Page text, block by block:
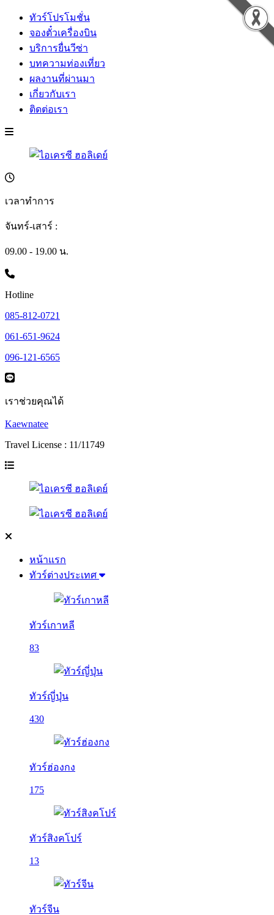
ทัวร์โปรโมชั่น
จองตั๋วเครื่องบิน
บริการยื่นวีซ่า
บทความท่องเที่ยว
ผลงานที่ผ่านมา
เกี่ยวกับเรา
ติดต่อเรา
เวลาทำการ
จันทร์-เสาร์ :
09.00 - 19.00 น.
Hotline
085-812-0721
061-651-9624
096-121-6565
เราช่วยคุณได้
Kaewnatee
Travel License : 11/11749
หน้าแรก
ทัวร์ต่างประเทศ
ทัวร์เกาหลี
83
ทัวร์ญี่ปุ่น
430
ทัวร์ฮ่องกง
175
ทัวร์สิงคโปร์
13
ทัวร์จีน